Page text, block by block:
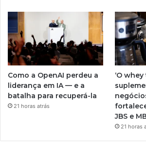
Como a OpenAI perdeu a
liderança em IA — e a
batalha para recuperá-la
21 horas atrás
‘O
JBS e
21 horas